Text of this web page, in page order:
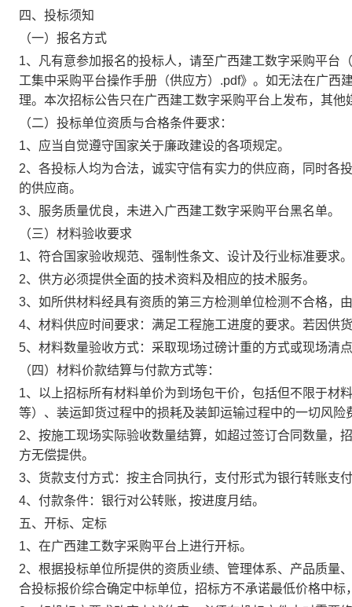
四、投标须知
（一）报名方式
1、凡有意参加报名的投标人，请至广西建工数字采购平台
工集中采购平台操作手册（供应方）.pdf》。如无法在广西
理。本次招标公告只在广西建工数字采购平台上发布，其他
（二）投标单位资质与合格条件要求：
1、应当自觉遵守国家关于廉政建设的各项规定。
2、各投标人均为合法，诚实守信有实力的供应商，同时各
的供应商。
3、服务质量优良，未进入广西建工数字采购平台黑名单。
（三）材料验收要求
1、符合国家验收规范、强制性条文、设计及行业标准要求。
2、供方必须提供全面的技术资料及相应的技术服务。
3、如所供材料经具有资质的第三方检测单位检测不合格，
4、材料供应时间要求：满足工程施工进度的要求。若因供
5、材料数量验收方式：采取现场过磅计重的方式或现场清
（四）材料价款结算与付款方式等：
1、以上招标所有材料单价为到场包干价，包括但不限于材
等）、装运卸货过程中的损耗及装卸运输过程中的一切风险
2、按施工现场实际验收数量结算，如超过签订合同数量，
方无偿提供。
3、货款支付方式：按主合同执行，支付形式为银行转账支
4、付款条件：银行对公转账，按进度月结。
五、开标、定标
1、在广西建工数字采购平台上进行开标。
2、根据投标单位所提供的资质业绩、管理体系、产品质量
合投标报价综合确定中标单位，招标方不承诺最低价格中